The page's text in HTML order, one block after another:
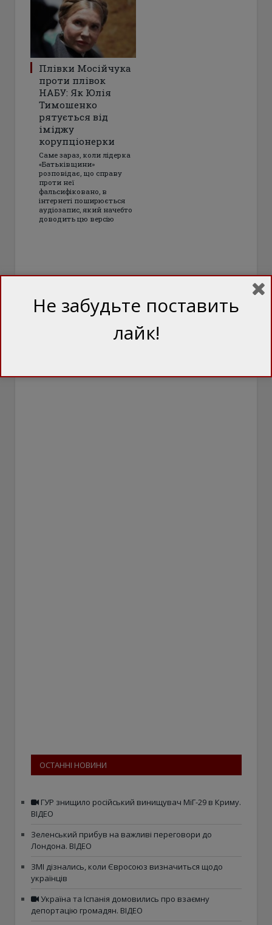
Плівки Мосійчука
проти плівок
НАБУ: Як Юлія
Тимошенко
рятується від
іміджу
корупціонерки
Саме зараз, коли лідерка
«Батьківщини»
розповідає, що справу
проти неї
фальсифіковано, в
інтернеті поширюється
аудіозапис, який начебто
доводить цю версію
ОСТАННІ НОВИНИ
ГУР знищило російський винищувач МіГ-29 в Криму.
ВІДЕО
Зеленський прибув на важливі переговори до
Лондона. ВІДЕО
ЗМІ дізнались, коли Євросоюз визначиться щодо
українців
Україна та Іспанія домовились про взаємну
депортацію громадян. ВІДЕО
Не забудьте поставить
лайк!